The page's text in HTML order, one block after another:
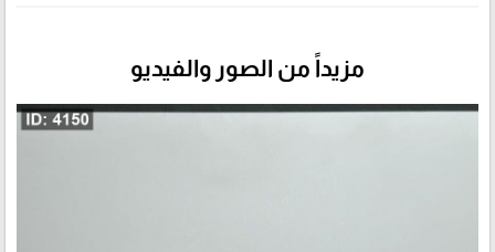
مزيداً من الصور والفيديو